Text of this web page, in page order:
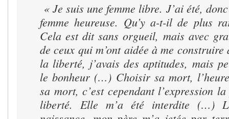
« Je suis une femme libre. J’ai été,
femme heureuse. Qu’y a-t-il de plus
Cela est dit sans orgueil, mais avec
de ceux qui m’ont aidée à me
la liberté, j’avais des aptitudes, mais
le bonheur (…) Choisir sa mort,
sa mort, c’est cependant l’expression
liberté. Elle m’a été interdite (…)